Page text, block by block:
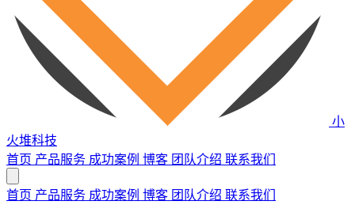
小
火堆科技
首页 产品服务 成功案例 博客 团队介绍 联系我们
首页 产品服务 成功案例 博客 团队介绍 联系我们